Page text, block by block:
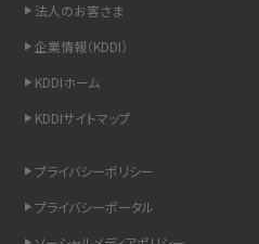
非通知設定とは？184で電話をかける方
スマホのウィジェットとは？iPhone・
リプライ機能とは？LINE、X（旧Twitter）、
インスタのDMの送り方は？便利機能の使
法人のお客さま
企業情報（KDDI）
KDDIホーム
KDDIサイトマップ
プライバシーポリシー
プライバシーポータル